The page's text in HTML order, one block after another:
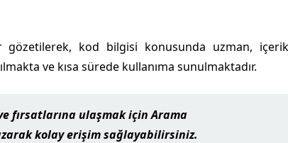
kod bilgisi konusunda uzman, içerik
ve kısa sürede kullanıma sunulmaktadır.
fırsatlarına ulaşmak için Arama
kolay erişim sağlayabilirsiniz.